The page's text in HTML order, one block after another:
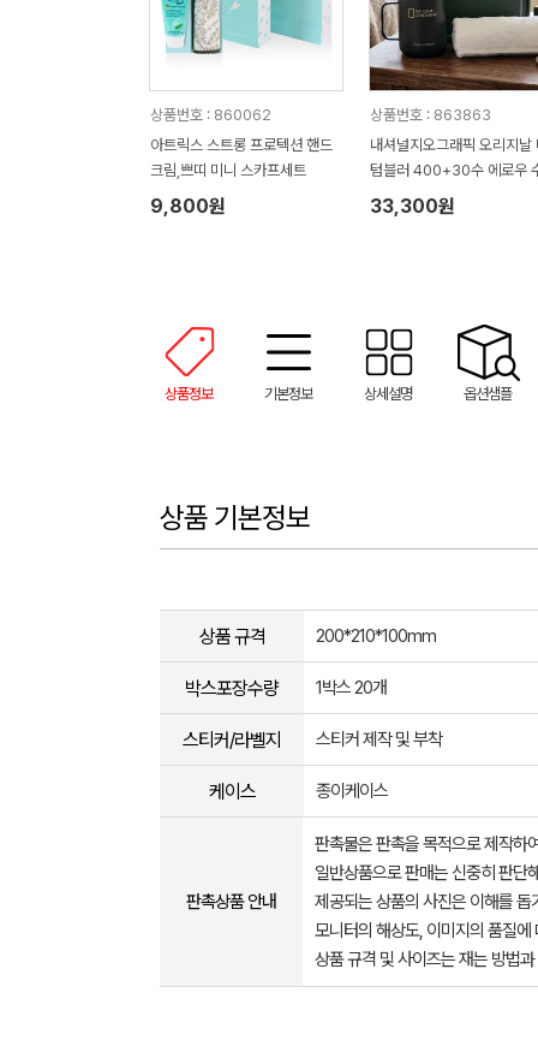
상품번호 : 860062
아트릭스 스트롱 프로텍션 핸드
크림,쁘띠 미니 스카프세트
9,800원
상품번호 : 863863
내셔널지오그래픽 오리지날
텀블러 400+30수 에로우
타올 텀블러세트 NL08
33,300원
상품정보 기본정보 상세설명 옵션샘플
상품 기본정보
상품 규격 200*210*100mm
박스포장수량 1박스 20개
스티커/라벨지 스티커 제작 및 부착
케이스 종이케이스
판촉상품 안내
판촉물은 판촉을 목적으로 제작하
일반상품으로 판매는 신중히 판단
제공되는 상품의 사진은 이해를
모니터의 해상도, 이미지의 품질
상품 규격 및 사이즈는 재는 방법